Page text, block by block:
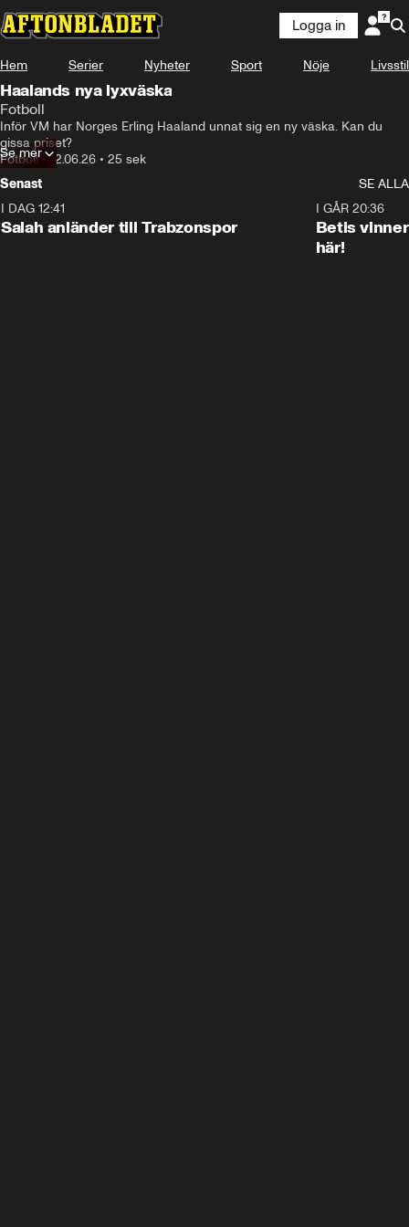
Logga in
Hem Serier Nyheter Sport Nöje Livsstil
Haalands nya lyxväska
Fotboll
Inför VM har Norges Erling Haaland unnat sig en ny väska. Kan du
gissa priset?
Fotboll•12.06.26 • 25 sek
Se mer
Senast
SE ALLA
I DAG 12:41
Salah anländer till Trabzonspor
I GÅR 20:36
Betis
här!